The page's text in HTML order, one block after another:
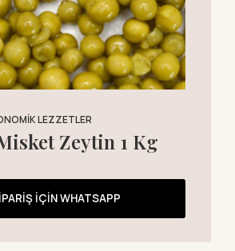
LEZZETLER
Zeytin 1 Kg
İÇIN WHATSAPP